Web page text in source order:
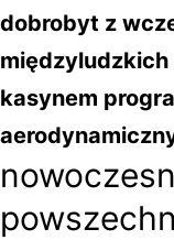
dobrobyt z
kasynem